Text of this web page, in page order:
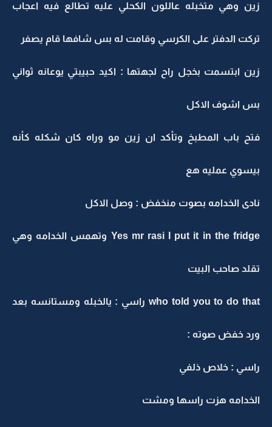
زين وهي متخبله عاللون الكحلي عليه تطالع فيه اعجاب
تركت الدفتر على الكرسي وقامت له بس شافها قام يصفر
زين ابتسمت بخجل راح لجهتها : اكيد حبيبتي يوعانه ثواني
بس اشوف الاكل
فتح باب المطبخ وتأكد ان زين مو وراه كان شكله كأنه
بيسوي عمليه هع
نادى الخدامه بصوت منخفض : وصل الاكل
Yes mr rasi I put it in the fridge وتهمس الخدامه وهي
تقلد صاحب البيت
who told you to do that راسي : يالخبله ومستانسه بعد
ورد خفض صوته :
راسي : خلاص ذلفي
الخدامه هزت راسها ومشت